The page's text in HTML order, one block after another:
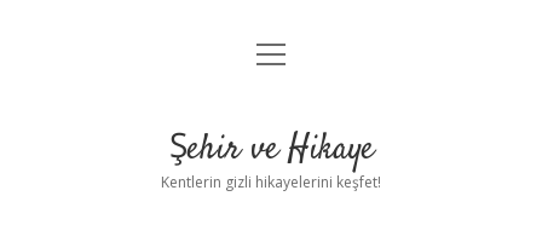
Anasayfa
Yasal Uyarı
menüyü
Şehir ve Hikaye
Kentlerin gizli hikayelerini keşfet!